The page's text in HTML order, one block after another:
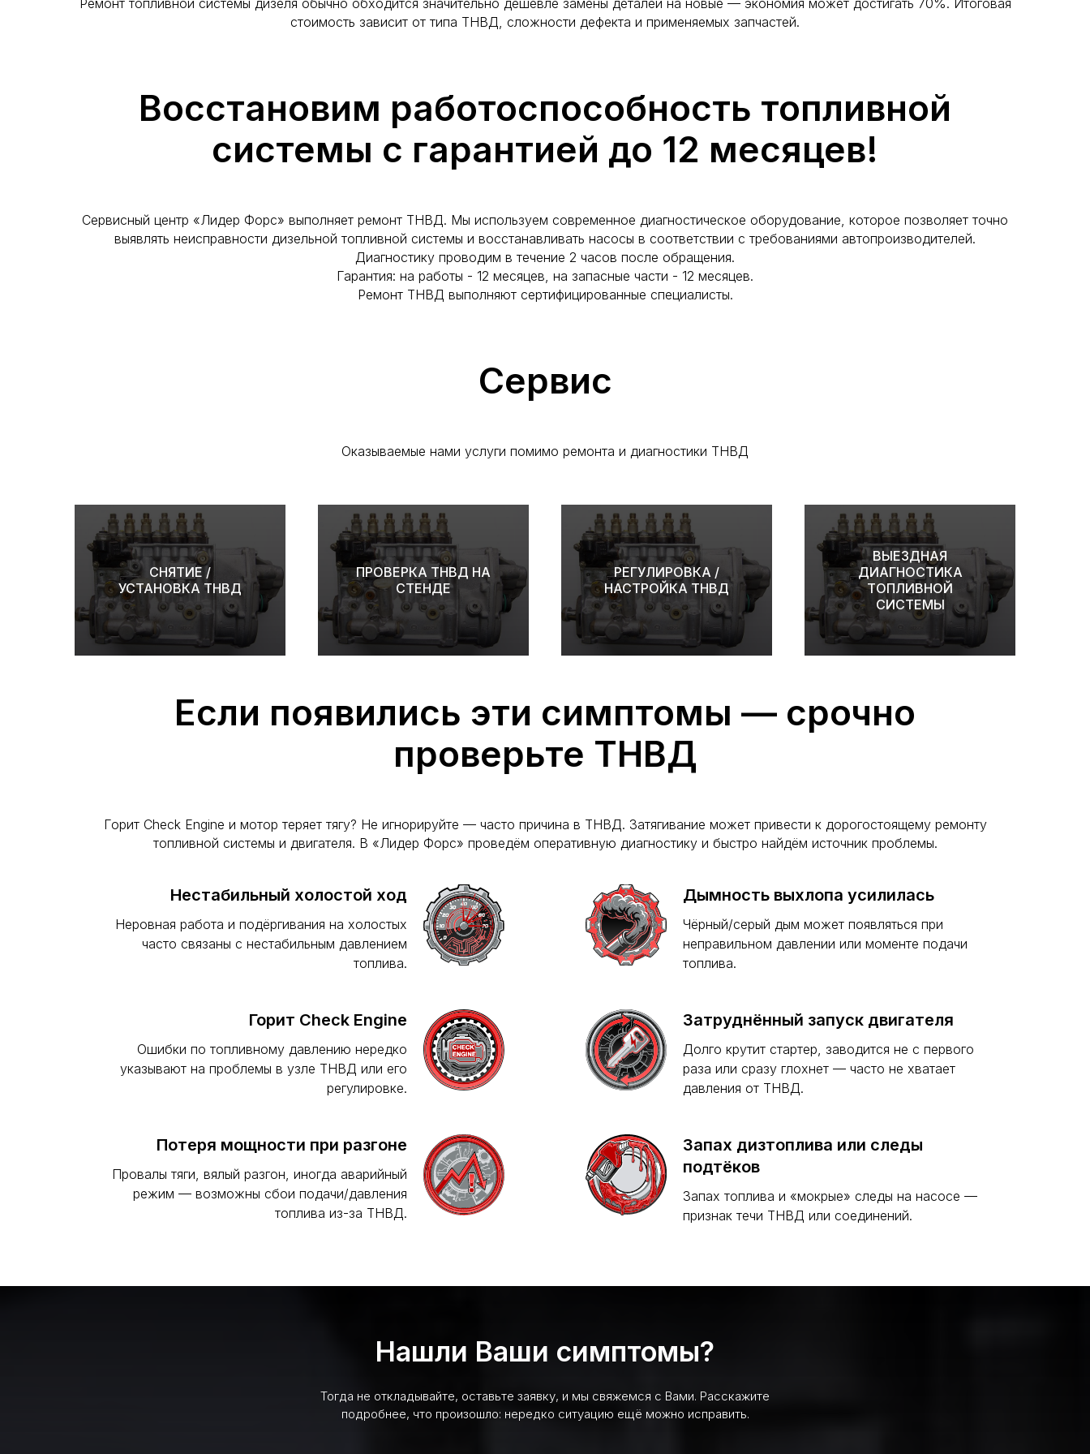
Ремонт топливной системы дизеля обычно обходится значительно дешевле замены деталей на новые — экономия может достигать 70%. Итоговая
стоимость зависит от типа ТНВД, сложности дефекта и применяемых запчастей.
Восстановим работоспособность топливной
системы с гарантией до 12 месяцев!
Сервисный центр «Лидер Форс» выполняет ремонт ТНВД. Мы используем современное диагностическое оборудование, которое позволяет точно
выявлять неисправности дизельной топливной системы и восстанавливать насосы в соответствии с требованиями автопроизводителей.
Диагностику проводим в течение 2 часов после обращения.
Гарантия: на работы - 12 месяцев, на запасные части - 12 месяцев.
Ремонт ТНВД выполняют сертифицированные специалисты.
Сервис
Оказываемые нами услуги помимо ремонта и диагностики ТНВД
СНЯТИЕ /
УСТАНОВКА ТНВД
ПРОВЕРКА ТНВД НА
СТЕНДЕ
РЕГУЛИРОВКА /
НАСТРОЙКА ТНВД
ВЫЕЗДНАЯ
ДИАГНОСТИКА
ТОПЛИВНОЙ
СИСТЕМЫ
Если появились эти симптомы — срочно
проверьте ТНВД
Горит Check Engine и мотор теряет тягу? Не игнорируйте — часто причина в ТНВД. Затягивание может привести к дорогостоящему ремонту
топливной системы и двигателя. В «Лидер Форс» проведём оперативную диагностику и быстро найдём источник проблемы.
Нестабильный холостой ход
Неровная работа и подёргивания на холостых
часто связаны с нестабильным давлением
топлива.
Горит Check Engine
Ошибки по топливному давлению нередко
указывают на проблемы в узле ТНВД или его
регулировке.
Потеря мощности при разгоне
Провалы тяги, вялый разгон, иногда аварийный
режим — возможны сбои подачи/давления
топлива из-за ТНВД.
Дымность выхлопа усилилась
Чёрный/серый дым может появляться при
неправильном давлении или моменте подачи
топлива.
Затруднённый запуск двигателя
Долго крутит стартер, заводится не с первого
раза или сразу глохнет — часто не хватает
давления от ТНВД.
Запах дизтоплива или следы
подтёков
Запах топлива и «мокрые» следы на насосе —
признак течи ТНВД или соединений.
Нашли Ваши симптомы?
Тогда не откладывайте, оставьте заявку, и мы свяжемся с Вами. Расскажите
подробнее, что произошло: нередко ситуацию ещё можно исправить.